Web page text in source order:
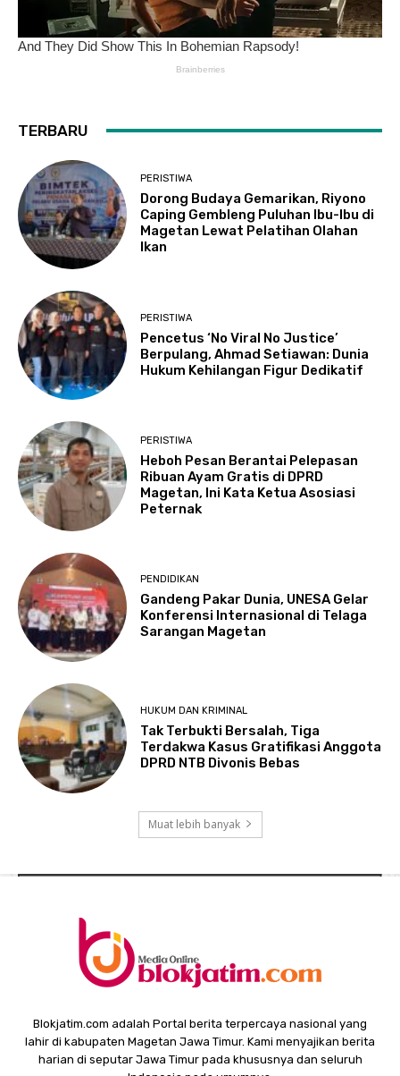
TERBARU
PERISTIWA
Dorong Budaya Gemarikan, Riyono
Caping Gembleng Puluhan Ibu-Ibu di
Magetan Lewat Pelatihan Olahan
Ikan
PERISTIWA
Pencetus ‘No Viral No Justice’
Berpulang, Ahmad Setiawan: Dunia
Hukum Kehilangan Figur Dedikatif
PERISTIWA
Heboh Pesan Berantai Pelepasan
Ribuan Ayam Gratis di DPRD
Magetan, Ini Kata Ketua Asosiasi
Peternak
PENDIDIKAN
Gandeng Pakar Dunia, UNESA Gelar
Konferensi Internasional di Telaga
Sarangan Magetan
HUKUM DAN KRIMINAL
Tak Terbukti Bersalah, Tiga
Terdakwa Kasus Gratifikasi Anggota
DPRD NTB Divonis Bebas
Muat lebih banyak
Blokjatim.com adalah Portal berita terpercaya nasional yang
lahir di kabupaten Magetan Jawa Timur. Kami menyajikan berita
harian di seputar Jawa Timur pada khususnya dan seluruh